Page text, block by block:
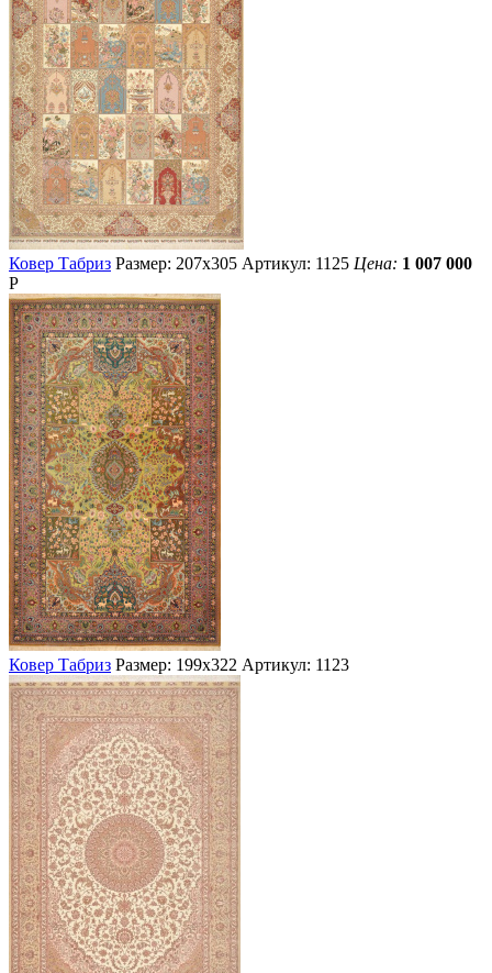
Ковер Табриз Размер: 207х305 Артикул: 1125 Цена: 1 007 000
Р
Ковер Табриз Размер: 199х322 Артикул: 1123